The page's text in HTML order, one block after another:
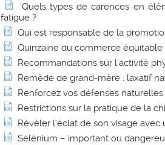
Quels types de carences en
fatigue ?
Qui est responsable de la
Quinzaine du commerce équitable
Recommandations sur l'activité
Remède de grand-mère : laxatif
Renforcez vos défenses naturelles
Restrictions sur la pratique de la
Révéler l'éclat de son visage avec
Sélénium – important ou